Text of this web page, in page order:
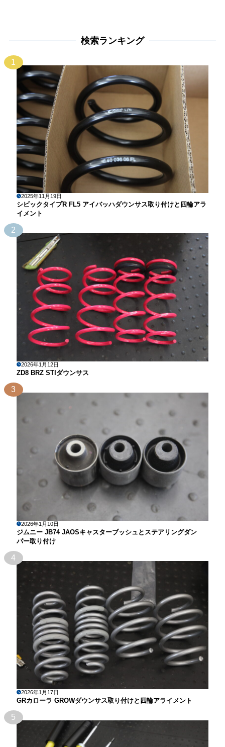
検索ランキング
1
2025年11月19日
シビックタイプR FL5 アイバッハダウンサス取り付けと四輪アラ
イメント
2
2026年1月12日
ZD8 BRZ STIダウンサス
3
2026年1月10日
ジムニー JB74 JAOSキャスターブッシュとステアリングダン
パー取り付け
4
2026年1月17日
GRカローラ GROWダウンサス取り付けと四輪アライメント
5